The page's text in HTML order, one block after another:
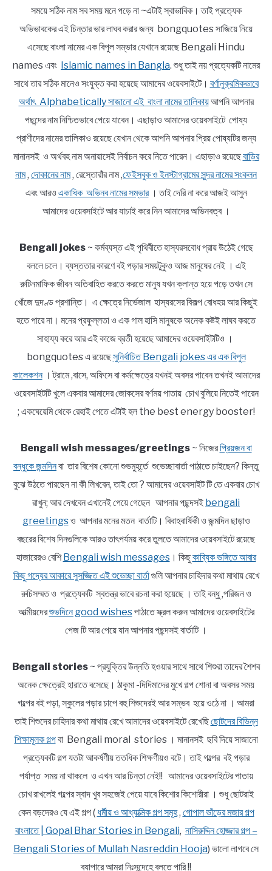
সময়ে সঠিক নাম সব সময় মনে পড়ে না ~এটাই স্বাভাবিক। তাই প্রত্যেক
অভিভাবকের এই চিন্তার ভার লাঘব করার জন্য bongquotes সাজিয়ে নিয়ে
এসেছে বাংলা নামের এক বিপুল সম্ভার যেখানে রয়েছে Bengali Hindu
names এবং Islamic names in Bangla. শুধু তাই নয় প্রত্যেকটি নামের
সাথে তার সঠিক মানেও সংযুক্ত করা হয়েছে আমাদের ওয়েবসাইটে। বর্ণানুক্রমিকভাবে
অর্থাৎ Alphabetically সাজানো এই বাংলা নামের তালিকায়আপনি আপনার
পছন্দের নাম নিশ্চিতভাবে পেয়ে যাবেন। এছাড়াও আমাদের ওয়েবসাইটে পোষ্য
প্রাণীদের নামের তালিকাও রয়েছে যেখান থেকে আপনি আপনার প্রিয় পোষ্যটির জন্য
মানানসই ও অর্থবহ নাম অনায়াসেই নির্বাচন করে নিতে পারেন। এছাড়াও রয়েছেবাড়ির
নাম, দোকানের নাম, রেস্তোরাঁর নাম ,ফেইসবুক ও ইনস্টাগ্রামের সুন্দর নামের সংকলন
এবং আরও একাধিক অভিনব নামের সম্ভার। তাই দেরি না করে আজই আসুন
আমাদের ওয়েবসাইটে আর যাচাই করে নিন আমাদের অভিনবত্ব ।
Bengali jokes~ কর্মব্যস্ত এই পৃথিবীতে হাস্যরসবোধ প্রায় উঠেই গেছে
বললে চলে। ব্যস্ততার কারণে বই পড়ার সময়টুকুও আজ মানুষের নেই । এই
রুটিনমাফিক জীবন অতিবাহিত করতে করতে মানুষ যখন ক্লান্ত হয়ে পড়ে তখন সে
খোঁজে দুদণ্ড প্রশান্তি। এ ক্ষেত্রে নির্ভেজাল হাস্যরসের বিকল্প বোধহয় আর কিছুই
হতে পারে না। মনের প্রফুল্লতা ও এক গাল হাসি মানুষকে অনেক কষ্টই লাঘব করতে
সাহায্য করে আর এই কাজে ব্রতী হয়েছে আমাদের ওয়েবসাইটটিও ।
bongquotes এ রয়েছেসুনির্বাচিত Bengali jokes এর এক বিপুল
কালেকশন। ট্রামে ,বাসে, অফিসে বা কর্মক্ষেত্রে যখনই অবসর পাবেন তখনই আমাদের
ওয়েবসাইটটি খুলে একবার আমাদের জোকসের বর্ণময় পাতায় চোখ বুলিয়ে নিতেই পারেন
; একঘেয়েমি থেকে রেহাই পেতে এটাই হল the best energy booster!
Bengali wish messages/greetings~ নিজেরপ্রিয়জন বা
বন্ধুকে জন্মদিনবা তার বিশেষ কোনো শুভমুহূর্তে শুভেচ্ছাবার্তা পাঠাতে চাইছেন? কিন্তু
বুঝে উঠতে পারছেন না কী লিখবেন, তাই তো ? আমাদের ওয়েবসাইট টি তে একবার চোখ
রাখুন; আর দেখবেন এখানেই পেয়ে গেছেন আপনার পছন্দসই bengali
greetingsও আপনার মনের মতন বার্তাটি। বিবাহবার্ষিকী ও জন্মদিন ছাড়াও
বছরের বিশেষ দিনগুলিকে আরও তাৎপর্যময় করে তুলতে আমাদের ওয়েবসাইটে রয়েছে
হাজারেরও বেশিBengali wish messages। কিছুকাব্যিক ভঙ্গিতে আবার
কিছু গদ্যের আকারে সুসজ্জিত এই শুভেচ্ছা বার্তাগুলি আপনার চাহিদার কথা মাথায় রেখে
রুচিসম্মত ও প্রত্যেকটি স্বতন্ত্র ভাবে রচনা করা হয়েছে । তাই বন্ধু ,পরিজন ও
আত্মীয়দেরশুভদিনে good wishesপাঠাতে স্ক্রল করুন আমাদের ওয়েবসাইটের
পেজ টি আর পেয়ে যান আপনার পছন্দসই বার্তাটি ।
Bengali stories ~ প্রযুক্তির উন্নতি হওয়ার সাথে সাথে শিশুরা তাদের শৈশব
অনেক ক্ষেত্রেই হারাতে বসেছে। ঠাকুমা -দিদিমাদের মুখে গল্প শোনা বা অবসর সময়
গল্পের বই পড়া, স্কুলের পড়ার চাপে বহু শিশুদেরই আর সম্ভব হয়ে ওঠে না । আমরা
তাই শিশুদের চাহিদার কথা মাথায় রেখে আমাদের ওয়েবসাইটে রেখেছিছোটদের বিভিন্ন
শিক্ষামূলক গল্পবা Bengali moral stories । মানানসই ছবি দিয়ে সাজানো
প্রত্যেকটি গল্প যতটা আকর্ষণীয় ততধিক শিক্ষণীয়ও বটে। তাই গল্পের বই পড়ার
পর্যাপ্ত সময় না থাকলে ও এখন আর চিন্তা নেই!! আমাদের ওয়েবসাইটের পাতায়
চোখ রাখলেই গল্পের স্বাদ খুব সহজেই পেয়ে যাবে কিশোর কিশোরীরা । শুধু ছোটরাই
কেন বড়দেরও যে এই গল্প ( ধর্মীয় ও আধ্যাত্মিক গল্প সমূহ, গোপাল ভাঁড়ের মজার গল্প
বাংলাতে | Gopal Bhar Stories in Bengali, নাসিরুদ্দিন হোজ্জার গল্প –
Bengali Stories of Mullah Nasreddin Hooja) ভালো লাগবে সে
ব্যাপারে আমরা নিঃসন্দেহে বলতে পারি !!